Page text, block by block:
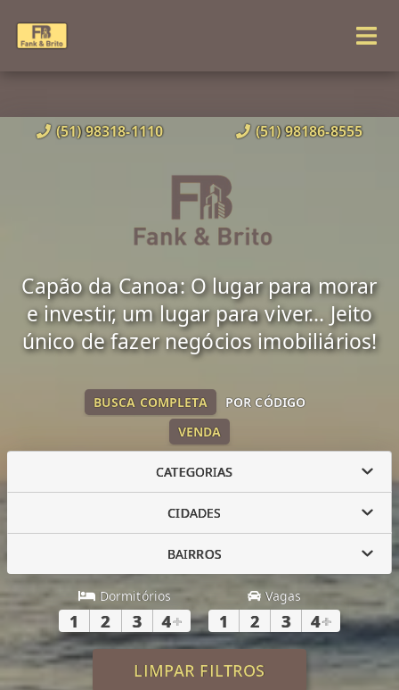
(51) 98318-1110 (51) 98186-8555
Capão da Canoa: O lugar para morar
e investir, um lugar para viver... Jeito
único de fazer negócios imobiliários!
VENDA
BUSCA COMPLETA POR CÓDIGO
CATEGORIAS
CIDADES
BAIRROS
Dormitórios
1 2 3 4+
Vagas
1 2 3 4+
LIMPAR FILTROS